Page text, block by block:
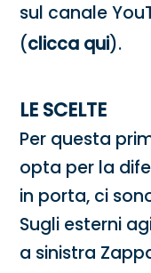
sul canale
(clicca qui).
LE SCELTE
Per questa
opta per la
in porta, ci
Sugli esterni
a sinistra